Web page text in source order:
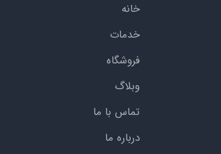
خانه
خدمات
فروشگاه
وبلاگ
تماس با ما
درباره ما